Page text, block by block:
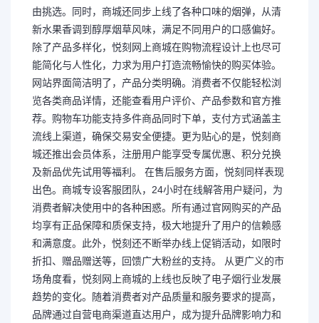
由挑选。同时，商城还同步上线了各种口味的烟弹，从清
新水果香调到醇厚烟草风味，满足不同用户的口感偏好。
除了产品多样化，悦刻网上商城在购物流程设计上也尽可
能简化与人性化，力求为用户打造流畅愉快的购买体验。
网站界面简洁明了，产品分类明确。消费者不仅能轻松浏
览各类商品详情，还能查看用户评价、产品参数和官方推
荐。购物车功能支持多件商品同时下单，支付方式涵盖主
流线上渠道，确保交易安全便捷。更为贴心的是，悦刻商
城还推出会员体系，注册用户能享受专属优惠、积分兑换
及新品优先试用等福利。 在售后服务方面，悦刻同样表现
出色。商城专设客服团队，24小时在线解答用户疑问，为
消费者解决使用中的各种困惑。所有通过官网购买的产品
均享有正品保障和质保支持，极大地提升了用户的信赖感
和满意度。此外，悦刻还不断举办线上促销活动，如限时
折扣、赠品赠送等，回馈广大粉丝的支持。 从更广义的市
场角度看，悦刻网上商城的上线也反映了电子烟行业发展
趋势的变化。随着消费者对产品质量和服务要求的提高，
品牌通过自营电商渠道直达用户，成为提升品牌影响力和